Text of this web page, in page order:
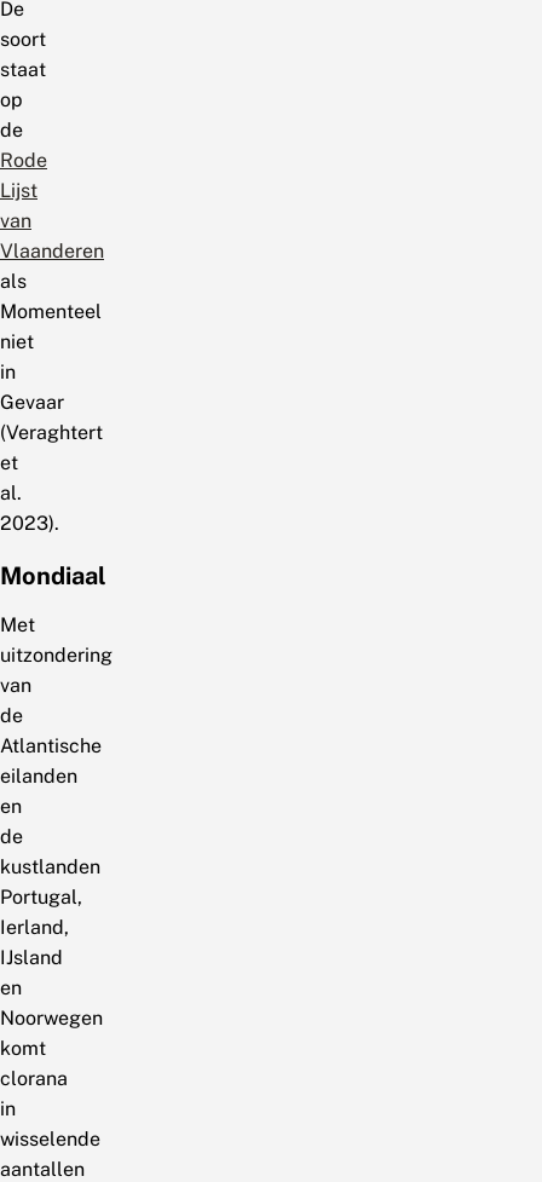
De
soort
staat
op
de
Rode
Lijst
van
Vlaanderen
als
Momenteel
niet
in
Gevaar
(Veraghtert
et
al.
2023).
Mondiaal
Met
uitzondering
van
de
Atlantische
eilanden
en
de
kustlanden
Portugal,
Ierland,
IJsland
en
Noorwegen
komt
clorana
in
wisselende
aantallen